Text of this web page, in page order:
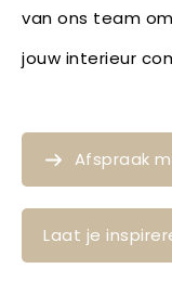
van ons team
jouw interieur
Afspraak
Laat je